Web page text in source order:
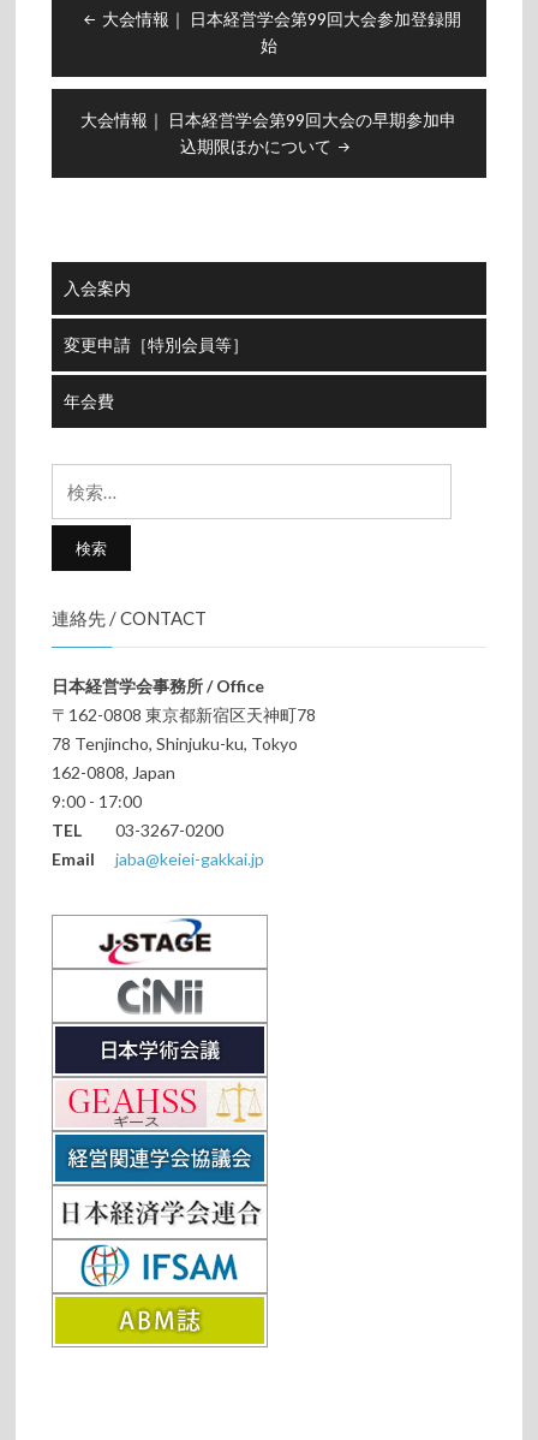
ビ
大会情報｜ 日本経営学会第99回大会参加登録開
始
大会情報｜ 日本経営学会第99回大会の早期参加申
込期限ほかについて
入会案内
変更申請［特別会員等］
年会費
索:
連絡先 / CONTACT
日本経営学会事務所 / Office
〒162-0808 東京都新宿区天神町78
78 Tenjincho, Shinjuku-ku, Tokyo
162-0808, Japan
9:00 - 17:00
TEL03-3267-0200
Emailjaba@keiei-gakkai.jp